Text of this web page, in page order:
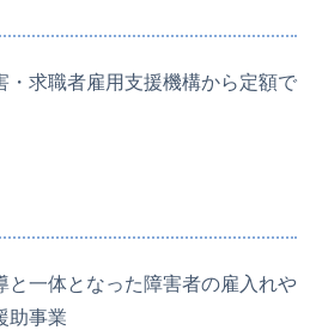
・求職者雇用支援機構から定額で
と一体となった障害者の雇入れや
助事業